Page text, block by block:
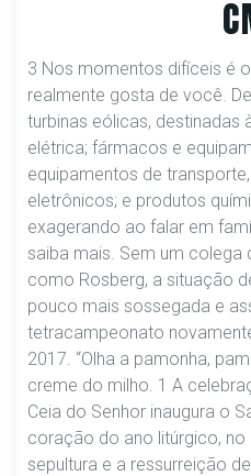
3 Nos momentos difíceis é
realmente gosta de você.
turbinas eólicas, destinadas
elétrica; fármacos e
equipamentos de
eletrônicos; e produtos
exagerando ao falar em
saiba mais. Sem um
como Rosberg, a situação
pouco mais sossegada e
tetracampeonato
2017. “Olha a pamonha,
creme do milho. 1 A
Ceia do Senhor inaugura o
coração do ano litúrgico,
sepultura e a ressurreição